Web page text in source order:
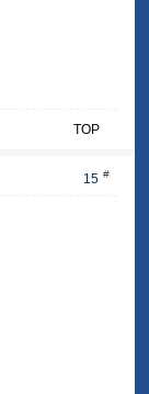
TOP
15 #